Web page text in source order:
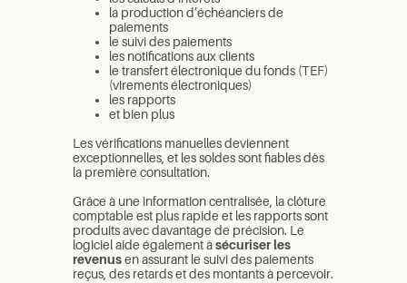
la production d’échéanciers de
paiements
le suivi des paiements
les notifications aux clients
le transfert électronique du fonds (TEF)
(virements électroniques)
les rapports
et bien plus
Les vérifications manuelles deviennent
exceptionnelles, et les soldes sont fiables dès
la première consultation.
Grâce à une information centralisée, la clôture
comptable est plus rapide et les rapports sont
produits avec davantage de précision. Le
logiciel aide également àsécuriser les
revenusen assurant le suivi des paiements
reçus, des retards et des montants à percevoir.